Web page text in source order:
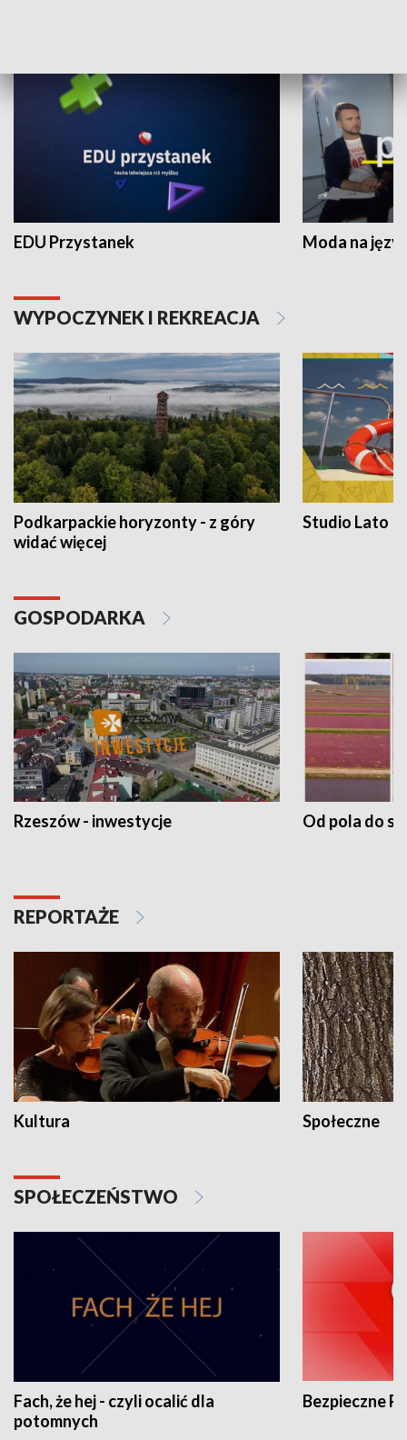
EDU Przystanek Moda na
WYPOCZYNEK I REKREACJA
Podkarpackie horyzonty - z góry
widać więcej
Studio Lato
GOSPODARKA
Rzeszów - inwestycje Od pola do
REPORTAŻE
Kultura Społeczne
SPOŁECZEŃSTWO
Fach, że hej - czyli ocalić dla
potomnych
Bezpieczne